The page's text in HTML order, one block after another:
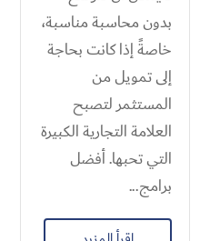
بدون محاسبة مناسبة،
خاصةً إذا كانت بحاجة
إلى تمويل من
المستثمر لتصبح
العلامة التجارية الكبيرة
التي تحبها. أفضل
برامج...